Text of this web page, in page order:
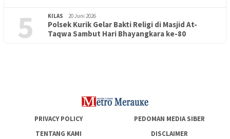
5 KILAS 20 Juni 2026
Polsek Kurik Gelar Bakti Religi di Masjid At-
Taqwa Sambut Hari Bhayangkara ke-80
PENDIDIKAN 18 Juni 2026
Lepas Puluhan Peserta Didik, TK Yapis 2 Merauke Siapkan
PRIVACY POLICY
PEDOMAN MEDIA SIBER
TENTANG KAMI
DISCLAIMER